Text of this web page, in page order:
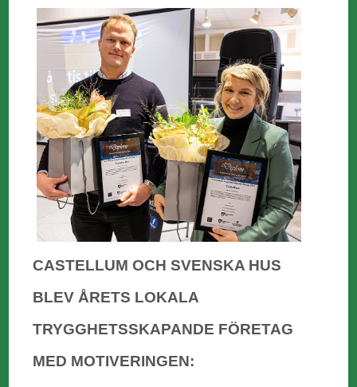
CASTELLUM OCH SVENSKA HUS
BLEV ÅRETS LOKALA
TRYGGHETSSKAPANDE FÖRETAG
MED MOTIVERINGEN: